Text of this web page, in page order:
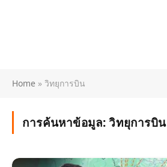
Home » วิทยุการบิน
การค้นหาข้อมูล:วิทยุการบิน